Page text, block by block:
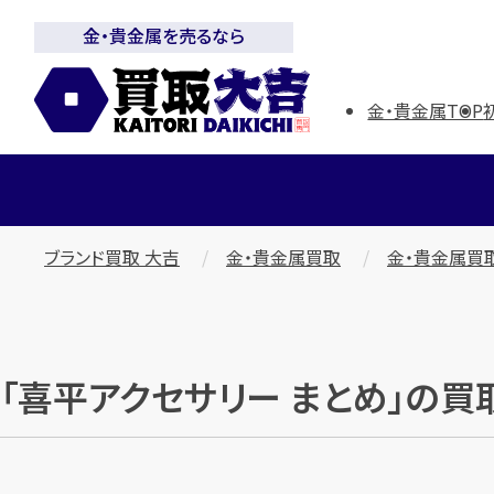
金・貴金属を売るなら
金・貴金属TOP
ブランド買取 大吉 金・貴金属買取 金・貴金属
「喜平アクセサリー まとめ」の